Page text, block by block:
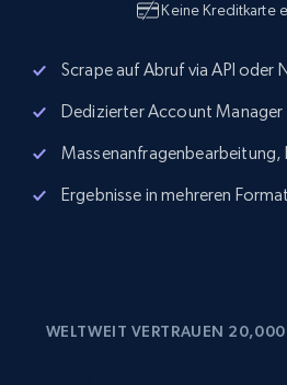
Keine Kreditkarte
Scrape auf Abruf via API oder
Dedizierter Account Manager
Massenanfragenbearbeitung,
Ergebnisse in mehreren
WELTWEIT VERTRAUEN